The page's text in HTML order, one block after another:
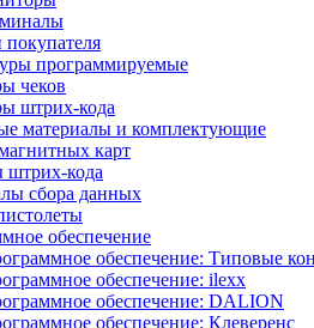
программируемые
чеков
штрих-кода
материалы и комплектующие
карт
штрих-кода
сбора данных
обеспечение
обеспечение: Типовые
обеспечение: ilexx
обеспечение: DALION
обеспечение: Клеверенс